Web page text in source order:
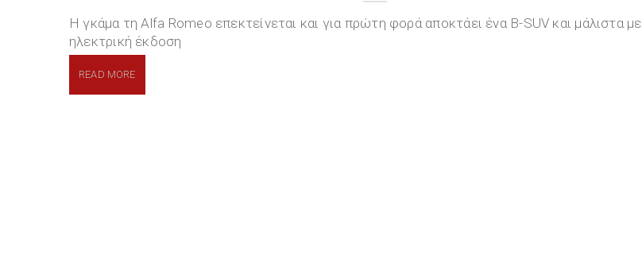
H γκάμα τη Alfa Romeo επεκτείνεται και για πρώτη φορά αποκτάει ένα B-SUV και μάλιστα με
ηλεκτρική έκδοση
READ MORE